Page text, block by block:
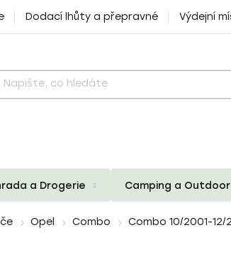
Dodací lhůty a přepravné Výdejní
a Drogerie Camping a Outdoor
Opel Combo
Combo 10/2001-12/